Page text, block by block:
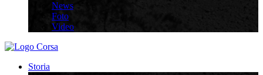
News
Foto
Video
Storia